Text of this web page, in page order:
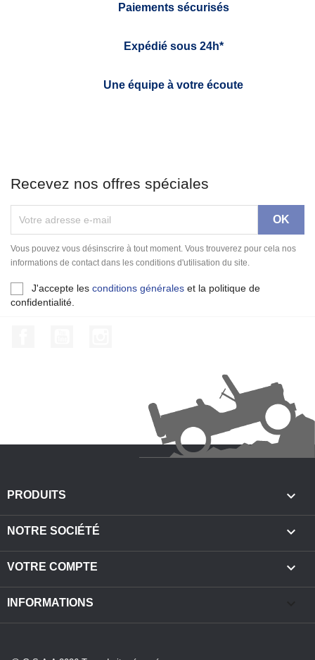
Paiements sécurisés
Expédié sous 24h*
Une équipe à votre écoute
Recevez nos offres spéciales
Vous pouvez vous désinscrire à tout moment. Vous trouverez pour cela nos
informations de contact dans les conditions d'utilisation du site.
J'accepte les conditions générales et la politique de
confidentialité.
PRODUITS 
NOTRE SOCIÉTÉ 
VOTRE COMPTE 
INFORMATIONS